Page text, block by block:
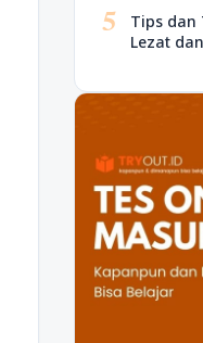
5
Tips dan
Lezat